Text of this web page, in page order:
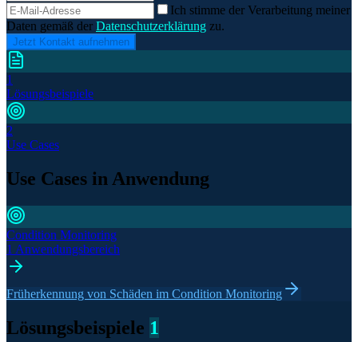
Ich stimme der Verarbeitung meiner
Daten gemäß der Datenschutzerklärung zu.
Jetzt Kontakt aufnehmen
1
Lösungsbeispiele
2
Use Cases
Use Cases in Anwendung
Condition Monitoring
1 Anwendungsbereich
Früherkennung von Schäden im Condition Monitoring
Lösungsbeispiele 1